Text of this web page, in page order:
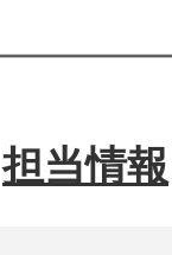
担当情報